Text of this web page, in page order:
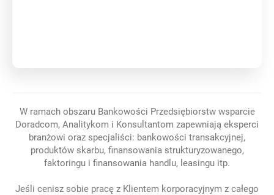
W ramach obszaru Bankowości Przedsiębiorstw wsparcie
Doradcom, Analitykom i Konsultantom zapewniają eksperci
branżowi oraz specjaliści: bankowości transakcyjnej,
produktów skarbu, finansowania strukturyzowanego,
faktoringu i finansowania handlu, leasingu itp.
Jeśli cenisz sobie pracę z Klientem korporacyjnym z całego